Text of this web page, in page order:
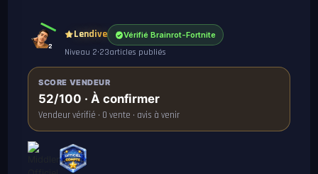
2
Lendive Vérifié Brainrot-Fortnite
Niveau 2•23articles publiés
SCORE VENDEUR
52/100 · À confirmer
Vendeur vérifié · 0 vente · avis à venir